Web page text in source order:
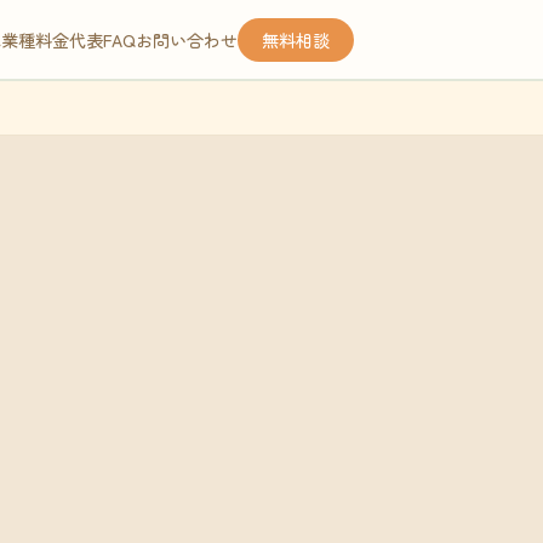
種料金代表FAQお問い合わせ 無料相談